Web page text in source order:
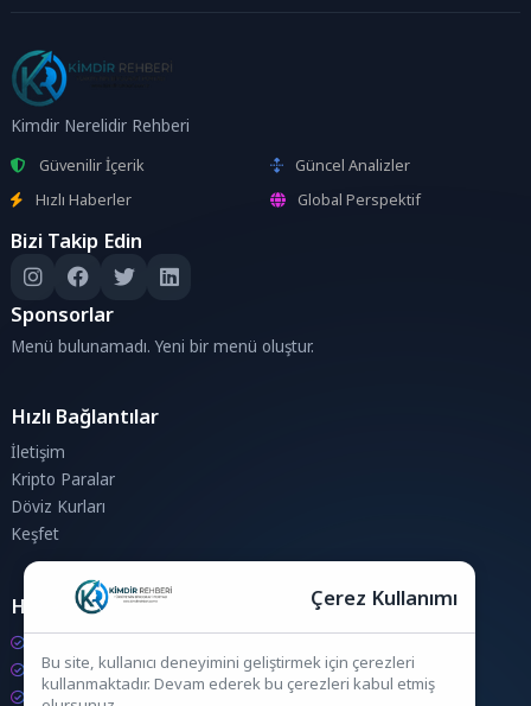
Kimdir Nerelidir Rehberi
Güvenilir İçerik
Güncel Analizler
Hızlı Haberler
Global Perspektif
Bizi Takip Edin
Sponsorlar
Menü bulunamadı. Yeni bir menü oluştur.
Hızlı Bağlantılar
İletişim
Kripto Paralar
Döviz Kurları
Keşfet
Hesaplamalar
Döviz Hesaplama
KDV Hesaplama
Çerez Kullanımı
Bu site, kullanıcı deneyimini geliştirmek için çerezleri
kullanmaktadır. Devam ederek bu çerezleri kabul etmiş